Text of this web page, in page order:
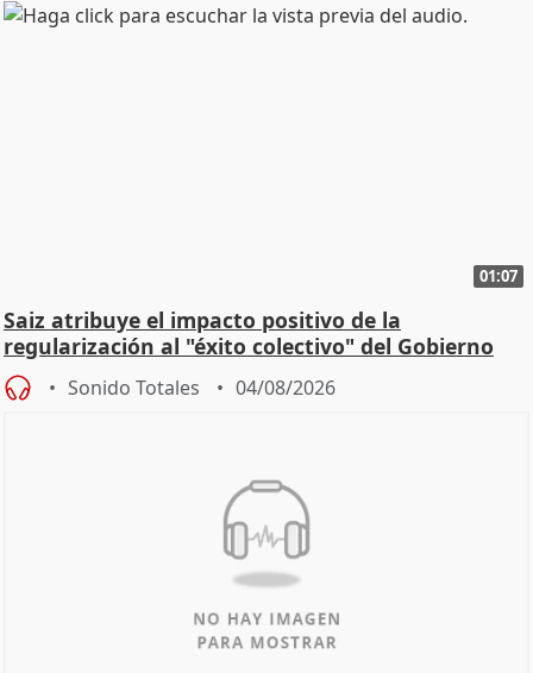
01:07
Saiz atribuye el impacto positivo de la
regularización al "éxito colectivo" del Gobierno
Sonido Totales 04/08/2026